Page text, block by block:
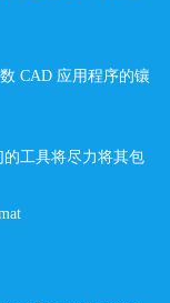
CAD 应用程序的镶
的工具将尽力将其包